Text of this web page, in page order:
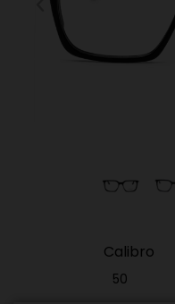
Calibro
50